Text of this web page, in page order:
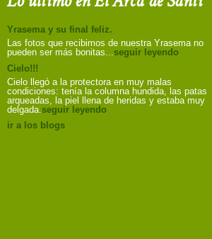
Yrasema y su final feliz.
Las fotos que recibimos de nuestra Yrasema no
pueden ser más bonitas...seguir leyendo
Cielo!!!
Cielo llegó a la protectora en muy malas
condiciones: tenía la columna hundida, las patas
arqueadas, la piel llena de heridas y estaba muy
delgada.seguir leyendo
ir a los blogs